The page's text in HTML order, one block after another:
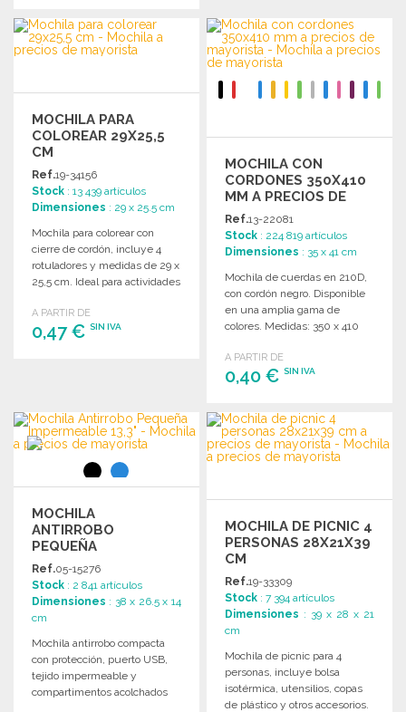
PEDIR
Solicitar un presupuesto
Solicitar un presupuesto
MOCHILA PARA
COLOREAR 29X25,5
CM
Ref.19-34156
Stock : 13 439 artículos
Dimensiones : 29 x 25.5 cm
Mochila para colorear con
cierre de cordón, incluye 4
rotuladores y medidas de 29 x
25,5 cm. Ideal para actividades
A PARTIR DE
0,47 € SIN IVA
MOCHILA CON
CORDONES 350X410
MM A PRECIOS DE
MAYORISTA
Ref.13-22081
Stock : 224 819 artículos
Dimensiones : 35 x 41 cm
Mochila de cuerdas en 210D,
con cordón negro. Disponible
en una amplia gama de
colores. Medidas: 350 x 410
A PARTIR DE
0,40 €SIN IVA
PEDIR
Solicitar un presupuesto
MOCHILA
ANTIRROBO
PEQUEÑA
IMPERMEABLE 13,3"
Ref.05-15276
Stock : 2 841 artículos
Dimensiones : 38 x 26.5 x 14
cm
Mochila antirrobo compacta
con protección, puerto USB,
tejido impermeable y
compartimentos acolchados
MOCHILA DE PICNIC 4
PERSONAS 28X21X39
CM
Ref.19-33309
Stock : 7 394 artículos
Dimensiones : 39 x 28 x 21
cm
Mochila de picnic para 4
personas, incluye bolsa
isotérmica, utensilios, copas
de plástico y otros accesorios.